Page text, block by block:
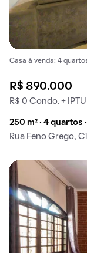
Casa à venda: 4
R$ 890.000
R$ 0 Condo. + IPTU
250 m² · 4 quartos
Rua Feno Grego,